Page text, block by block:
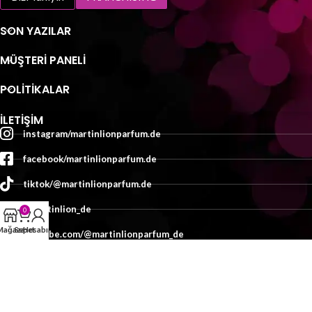
SON YAZILAR
MÜŞTERI PANELI
POLİTİKALAR
İLETIŞIM
instagram/martinlionparfum.de
facebook/martinlionparfum.de
tiktok/@martinlionparfum.de
x/martinlion_de
youtube.com/@martinlionparfum_de
0
Sepet
Hesabım